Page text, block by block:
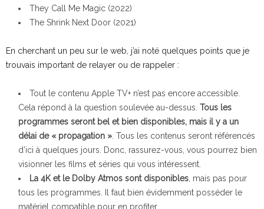
They Call Me Magic (2022)
The Shrink Next Door (2021)
En cherchant un peu sur le web, j’ai noté quelques points que je
trouvais important de relayer ou de rappeler :
Tout le contenu Apple TV+ n’est pas encore accessible.
Cela répond à la question soulevée au-dessus. Tous les
programmes seront bel et bien disponibles, mais il y a un
délai de « propagation » . Tous les contenus seront référencés
d’ici à quelques jours. Donc, rassurez-vous, vous pourrez bien
visionner les films et séries qui vous intéressent.
La 4K et le Dolby Atmos sont disponibles , mais pas pour
tous les programmes. Il faut bien évidemment posséder le
matériel compatible pour en profiter.